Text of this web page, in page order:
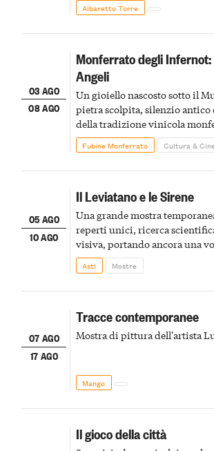
Albaretto Torre
03 AGO
08 AGO
Monferrato degli
Angeli
Un gioiello nascosto sotto il
pietra scolpita, silenzio antico
della tradizione vinicola
Fubine Monferrato Cultura &
05 AGO
10 AGO
Il Leviatano e le Sirene
Una grande mostra
reperti unici, ricerca
visiva, portando ancora una
della scena le meraviglie del
Asti Mostre
07 AGO
17 AGO
Tracce contemporanee
Mostra di pittura dell'artista
Mango
Il gioco della città